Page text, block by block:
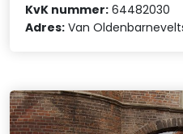
KvK nummer: 64482030
Adres: Van